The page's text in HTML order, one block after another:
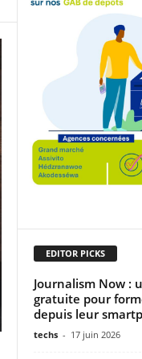
EDITOR PICKS
Journalism Now :
gratuite pour
depuis leur
techs - 17 juin 2026